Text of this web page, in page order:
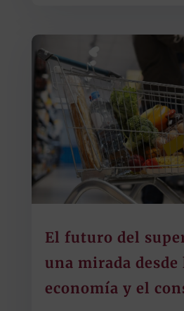
El futuro del
una mirada desde
economía y el